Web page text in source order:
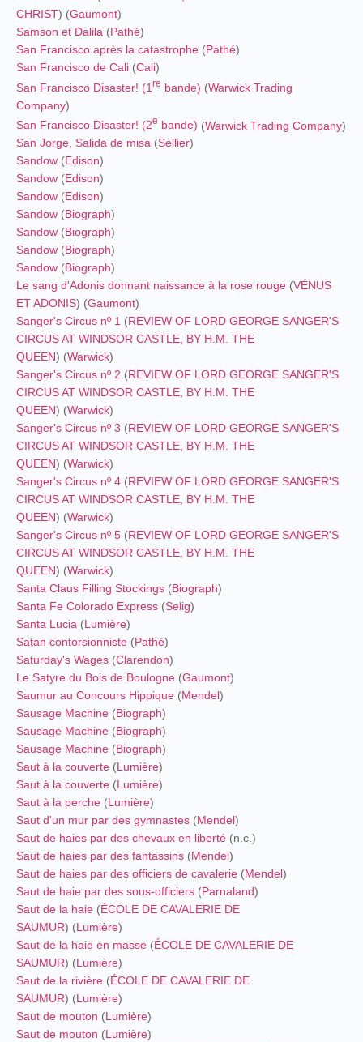
CHRIST) (Gaumont)
Samson et Dalila (Pathé)
San Francisco après la catastrophe (Pathé)
San Francisco de Cali (Cali)
San Francisco Disaster! (1 re bande) (Warwick Trading
Company)
San Francisco Disaster! (2e bande) (Warwick Trading Company)
San Jorge, Salida de misa (Sellier)
Sandow (Edison)
Sandow (Edison)
Sandow (Edison)
Sandow (Biograph)
Sandow (Biograph)
Sandow (Biograph)
Sandow (Biograph)
Le sang d'Adonis donnant naissance à la rose rouge (VÉNUS
ET ADONIS) (Gaumont)
Sanger's Circus nº 1 (REVIEW OF LORD GEORGE SANGER'S
CIRCUS AT WINDSOR CASTLE, BY H.M. THE
QUEEN) (Warwick)
Sanger's Circus nº 2 (REVIEW OF LORD GEORGE SANGER'S
CIRCUS AT WINDSOR CASTLE, BY H.M. THE
QUEEN) (Warwick)
Sanger's Circus nº 3 (REVIEW OF LORD GEORGE SANGER'S
CIRCUS AT WINDSOR CASTLE, BY H.M. THE
QUEEN) (Warwick)
Sanger's Circus nº 4 (REVIEW OF LORD GEORGE SANGER'S
CIRCUS AT WINDSOR CASTLE, BY H.M. THE
QUEEN) (Warwick)
Sanger's Circus nº 5 (REVIEW OF LORD GEORGE SANGER'S
CIRCUS AT WINDSOR CASTLE, BY H.M. THE
QUEEN) (Warwick)
Santa Claus Filling Stockings (Biograph)
Santa Fe Colorado Express (Selig)
Santa Lucia (Lumière)
Satan contorsionniste (Pathé)
Saturday's Wages (Clarendon)
Le Satyre du Bois de Boulogne (Gaumont)
Saumur au Concours Hippique (Mendel)
Sausage Machine (Biograph)
Sausage Machine (Biograph)
Sausage Machine (Biograph)
Saut à la couverte (Lumière)
Saut à la couverte (Lumière)
Saut à la perche (Lumière)
Saut d'un mur par des gymnastes (Mendel)
Saut de haies par des chevaux en liberté (n.c.)
Saut de haies par des fantassins (Mendel)
Saut de haies par des officiers de cavalerie (Mendel)
Saut de haie par des sous-officiers (Parnaland)
Saut de la haie (ÉCOLE DE CAVALERIE DE
SAUMUR) (Lumière)
Saut de la haie en masse (ÉCOLE DE CAVALERIE DE
SAUMUR) (Lumière)
Saut de la rivière (ÉCOLE DE CAVALERIE DE
SAUMUR) (Lumière)
Saut de mouton (Lumière)
Saut de mouton (Lumière)